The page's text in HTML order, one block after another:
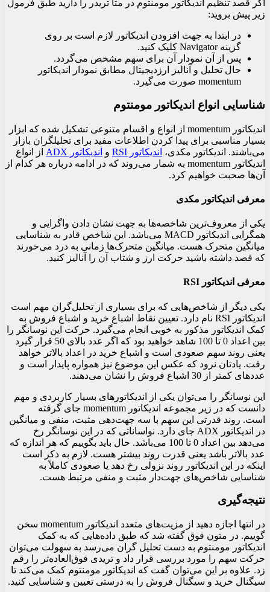
اگر قصد تنظیم اندیکاتور مومنتوم در متا تریدر را دارید طبق فرمول
زیر پیش بروید:
در ابتدا به جهت افزودن اندیکاتور لازم است بر روی
گزینه Navigator کلیک کنید.
پس از آن نمودار آن برای سهم مشخص می‌گردد.
حال تحلیل و آنالیز ارزدیجیتال مطابق نمودار اندیکاتور
momentum صورت می‌گیرد.
شناسایی انواع اندیکاتور مومنتوم
اندیکاتور momentum از انواع و اقسام متنوعی تشکیل شده که ابزار
بسیار مناسبی برای پیدا کردن اطلاعات مفید برای تحلیلگران بازار
می‌باشند. اندیکاتور مکدی، اندیکاتور RSI و اندیکاتور ADX
از انواع
اندیکاتور momentum به شمار می‌روند که در ادامه درباره هر کدام از
آن‌ها صحبت خواهیم کرد.
معرفی اندیکاتور مکدی
یکی از معروف‌ترین شاخصه‌ها به جهت نشان دادن واگرایی و
همگرایی اندیکاتور MACD می‌باشد. این شاخص قادر به شناسایی
میانگین متحرک هست. میانگین متحرک‌ها زمانی به درد می‌خورند
که قصد داشته باشید حرکت ارز و شتاب آن را آنالیز کنید.
معرفی اندیکاتور RSI
یکی دیگر از شاخص‌هایی که برای بسیاری از تحلیل‌گران مهم است
اندیکاتور RSI نام دارد. تعیین نقاط اشباع خرید و اشباع فروش به
کمک اندیکاتور مذکور به خوبی انجام می‌گیرد. حرکت این نوسانگر را
بین اعداد 0 تا 100 شاهد خواهید بود که اگر عدد بالای 50 قرار گیرد
یعنی روند سهم صعودی است و اشباع خرید در اعداد بالاتر خواهد
رفت. یادتان نرود که عکس این موضوع نیز همواره پایدار است و
عددهای کمتر از 30 اشباع فروش را نشان می‌دهند.
این نوسانگر را می‌توان یکی از اندیکاتورهای بسیار کاربردی و مهم
دانست که در زیر مجموعه اندیکاتور momentum جای گرفته
است. روند قدرتی این سهم با سه جهت‌دهی مثبت، منفی و میانگین
در اندیکاتور ADX جای دارد. نواساناتی که در این نوسانگر رخ
می‌دهد بین اعداد 0 تا 100 می‌باشد. حال باید بگوییم که هر اندازه که
عدد بالاتر باشد یعنی قدرت روند بیشتر هست. لازم به ذکر است
اینکه در این اندیکاتور روند نزولی رخ دهد یا صعودی کاملاً به
شناسایی شاخص‌های جهت‌دار مثبت و منفی مرتبط هست.
نتیجه‌گیری
در انتها اجازه دهید از مزیت‌های متعدد اندیکاتور momentum سخن
گوییم. در متون فوق گفته شد که طبق داده‌هایی که به کمک
اندیکاتور مومنتوم به دست تحلیل گران می‌رسد به سهولت می‌توان
حرکت سهم را مورد بررسی قرار داد و تریدی فوق‌العاده‌تر را رقم
زد. علاوه بر این می‌توان گفت که اندیکاتور مومنتوم کمک می‌کند تا
سیگنال خرید و سیگنال فروش را به درستی تعیین و شناسایی کنید.